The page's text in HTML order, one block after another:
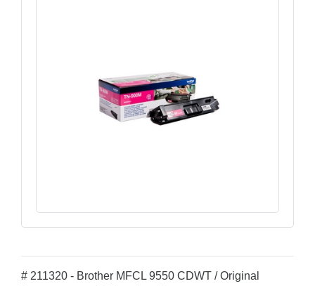
# 211320 - Brother MFCL 9550 CDWT / Original